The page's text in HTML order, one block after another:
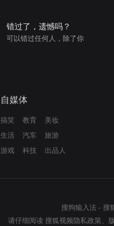
错过了，遗憾吗？
可以错过任何人，除了你
自媒体
搞笑 教育
美妆
生活
汽车
旅游
游戏
科技 出品人
搜狗输入法 - 搜
请仔细阅读 搜狐视频隐私政策、